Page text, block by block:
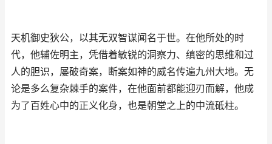
天机御史狄公，以其无双智谋闻名于世。在他所处的时
代，他辅佐明主，凭借着敏锐的洞察力、缜密的思维和过
人的胆识，屡破奇案，断案如神的威名传遍九州大地。无
论是多么复杂棘手的案件，在他面前都能迎刃而解，他成
为了百姓心中的正义化身，也是朝堂之上的中流砥柱。